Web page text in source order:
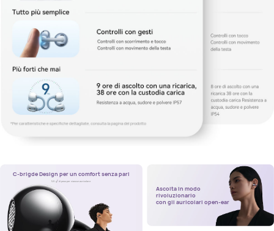
C-brigde Design per un comfort senza pari
5,6 g3 di peso per ciascun auricolare
Ascolta in modo
rivoluzionario
con gli auricolari open-ear